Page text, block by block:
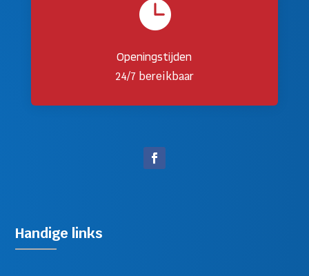

Openingstijden
24/7 bereikbaar
Handige links